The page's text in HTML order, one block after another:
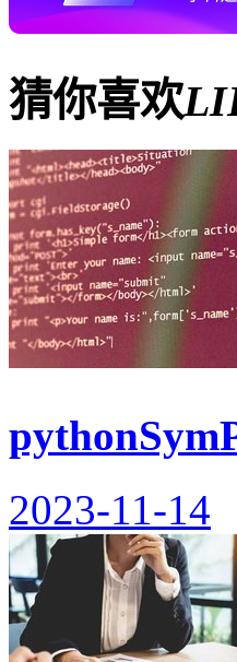
猜你喜欢
2023-11-14